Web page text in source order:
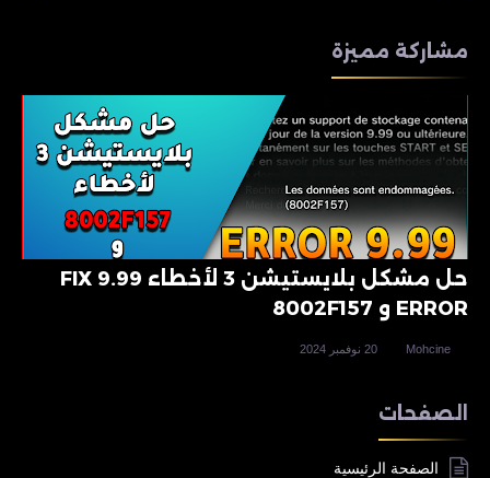
مشاركة مميزة
حل مشكل بلايستيشن 3 لأخطاء 9.99 FIX
ERROR و 8002F157
Mohcine 20 نوفمبر 2024
الصفحات
الصفحة الرئيسية